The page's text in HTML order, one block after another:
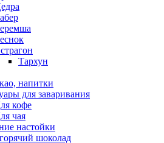
Тархун
напитки
для заваривания
кофе
чая
настойки
шоколад